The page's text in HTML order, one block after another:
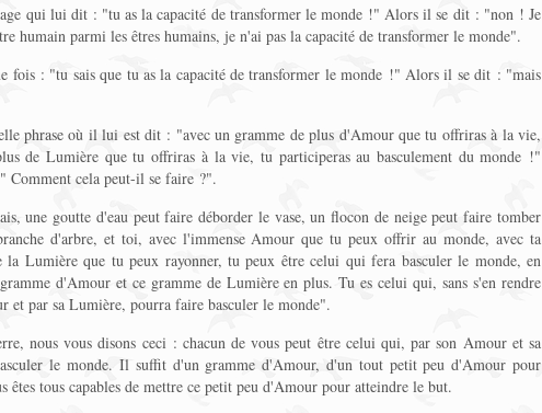
qui lui dit : "tu as la capacité de transformer le monde !" Alors il se dit : "non ! Je
humain parmi les êtres humains, je n'ai pas la capacité de transformer le monde".
fois : "tu sais que tu as la capacité de transformer le monde !" Alors il se dit : "mais
phrase où il lui est dit : "avec un gramme de plus d'Amour que tu offriras à la vie,
de Lumière que tu offriras à la vie, tu participeras au basculement du monde !"
Comment cela peut-il se faire ?".
une goutte d'eau peut faire déborder le vase, un flocon de neige peut faire tomber
d'arbre, et toi, avec l'immense Amour que tu peux offrir au monde, avec ta
la Lumière que tu peux rayonner, tu peux être celui qui fera basculer le monde, en
d'Amour et ce gramme de Lumière en plus. Tu es celui qui, sans s'en rendre
et par sa Lumière, pourra faire basculer le monde".
nous vous disons ceci : chacun de vous peut être celui qui, par son Amour et sa
le monde. Il suffit d'un gramme d'Amour, d'un tout petit peu d'Amour pour
êtes tous capables de mettre ce petit peu d'Amour pour atteindre le but.